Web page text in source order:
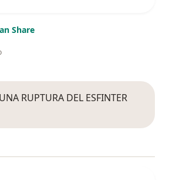
Share
RUPTURA DEL ESFINTER